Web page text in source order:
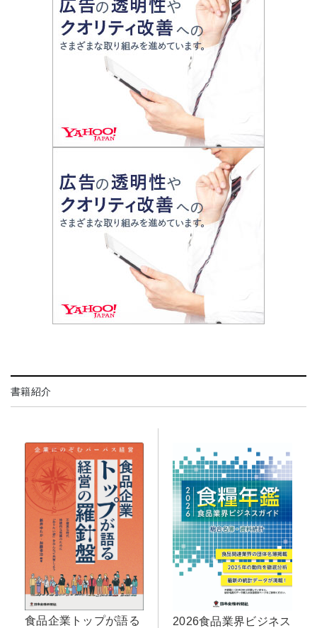
書籍紹介
食品企業トップが語る
2026食品業界ビジネス